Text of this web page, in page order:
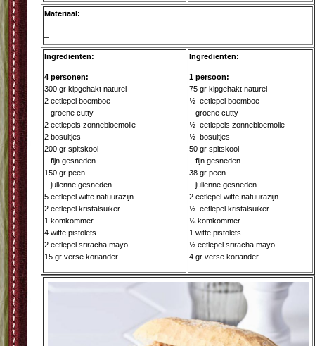
Materiaal:
–
Ingrediënten:
4 personen:
300 gr kipgehakt naturel
2 eetlepel boemboe
– groene cutty
2 eetlepels zonnebloemolie
2 bosuitjes
200 gr spitskool
– fijn gesneden
150 gr peen
– julienne gesneden
5 eetlepel witte natuurazijn
2 eetlepel kristalsuiker
1 komkommer
4 witte pistolets
2 eetlepel sriracha mayo
15 gr verse koriander
Ingrediënten:
1 persoon:
75 gr kipgehakt naturel
½ eetlepel boemboe
– groene cutty
½ eetlepels zonnebloemolie
½ bosuitjes
50 gr spitskool
– fijn gesneden
38 gr peen
– julienne gesneden
2 eetlepel witte natuurazijn
½ eetlepel kristalsuiker
¼ komkommer
1 witte pistolets
½ eetlepel sriracha mayo
4 gr verse koriander